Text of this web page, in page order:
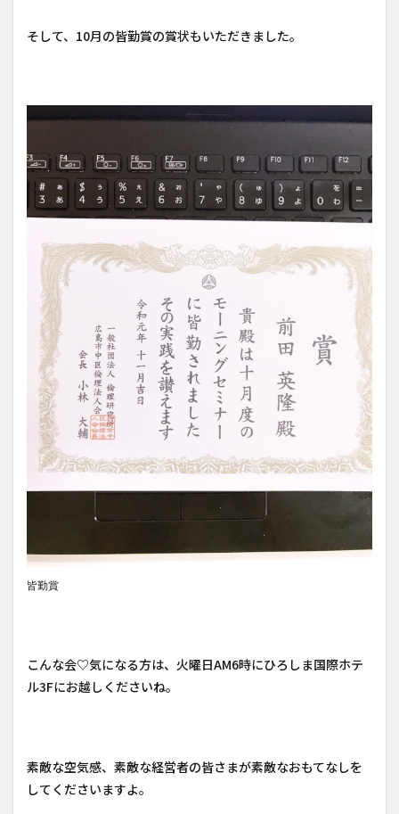
そして、10月の皆勤賞の賞状もいただきました。
皆勤賞
こんな会♡気になる方は、火曜日AM6時にひろしま国際ホテ
ル3Fにお越しくださいね。
素敵な空気感、素敵な経営者の皆さまが素敵なおもてなしを
してくださいますよ。